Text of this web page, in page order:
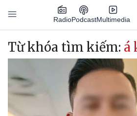
Nhảy đến nội dung
RadioPodcastMultimedia
Main navigation
Từ khóa tìm kiếm: á